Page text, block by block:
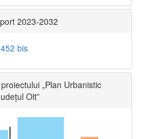
2023-2032
bis
„Plan Urbanistic
Olt”